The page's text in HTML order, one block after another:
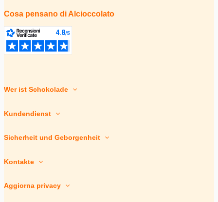
Cosa pensano di Alcioccolato
Wer ist Schokolade
Kundendienst
Sicherheit und Geborgenheit
Kontakte
Aggiorna privacy